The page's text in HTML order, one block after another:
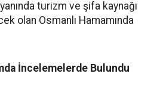
turizm ve şifa kaynağı
olan Osmanlı Hamamında
İncelemelerde Bulundu